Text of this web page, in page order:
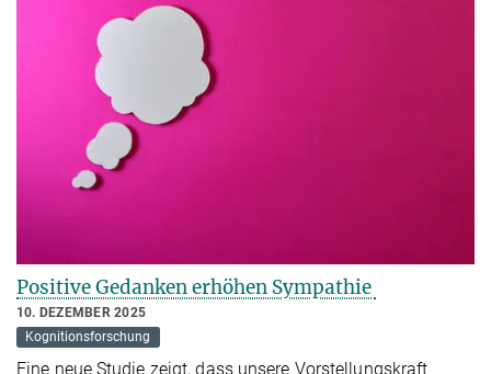
Positive Gedanken erhöhen Sympathie
10. DEZEMBER 2025
Kognitionsforschung
Eine neue Studie zeigt, dass unsere Vorstellungskraft